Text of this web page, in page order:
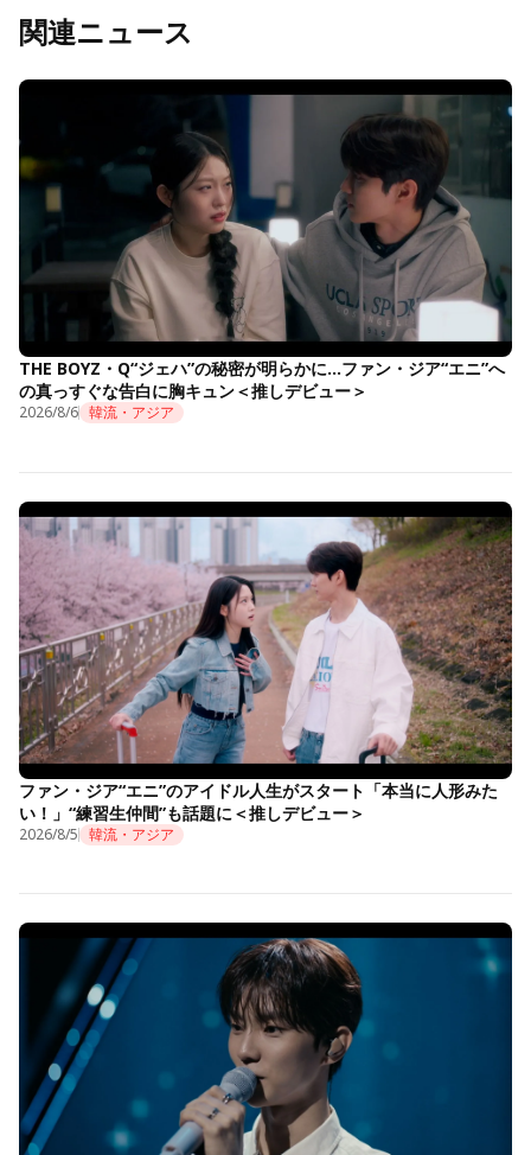
関連ニュース
THE BOYZ・Q“ジェハ”の秘密が明らかに…ファン・ジア“エニ”へ
の真っすぐな告白に胸キュン＜推しデビュー＞
2026/8/6 韓流・アジア
ファン・ジア“エニ”のアイドル人生がスタート「本当に人形みた
い！」“練習生仲間”も話題に＜推しデビュー＞
2026/8/5 韓流・アジア